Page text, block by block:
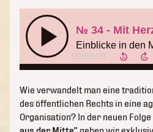
Wie verwandelt man eine
des öffentlichen Rechts in eine
Organisation? In der neuen